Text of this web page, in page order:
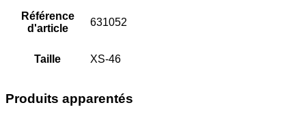
Référence
d'article
631052
Taille XS-46
Produits apparentés